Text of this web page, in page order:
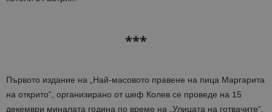
***
Първото издание на „Най-масовото правене на пица Маргарита
на открито“, организирано от шеф Колев се проведе на 15
декември миналата година по време на „Улицата на готвачите“,